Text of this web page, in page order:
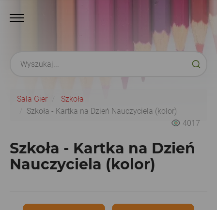
Sala Gier
Szkoła
Szkoła - Kartka na Dzień Nauczyciela (kolor)
4017
Szkoła - Kartka na Dzień
Nauczyciela (kolor)